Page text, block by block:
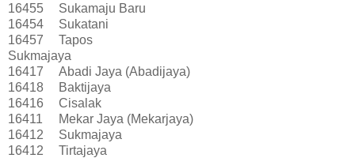
16455
Sukamaju Baru
16454
Sukatani
16457
Tapos
Sukmajaya
16417
Abadi Jaya (Abadijaya)
16418
Baktijaya
16416
Cisalak
16411
Mekar Jaya (Mekarjaya)
16412
Sukmajaya
16412
Tirtajaya